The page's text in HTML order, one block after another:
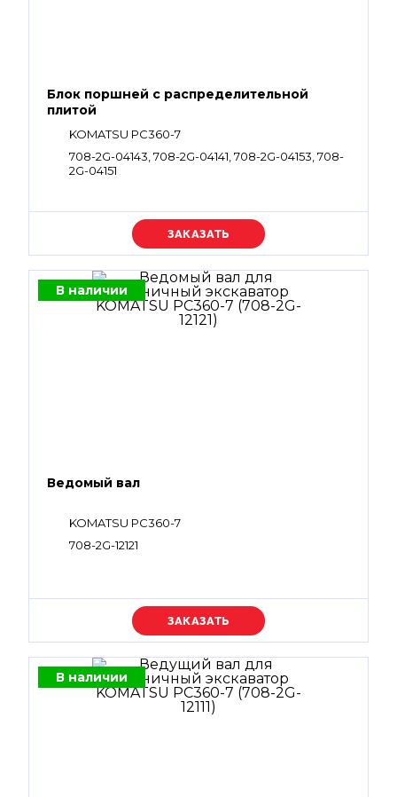
Блок поршней c распределительной
плитой
KOMATSU PC360-7
708-2G-04143, 708-2G-04141, 708-2G-04153, 708-
2G-04151
Уточняйте цену
В наличии
Ведомый вал
KOMATSU PC360-7
708-2G-12121
Уточняйте цену
В наличии